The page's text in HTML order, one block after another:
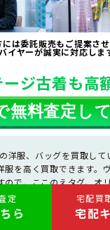
宅配買
宅配
定
ら
は委託販売もご提案さ
イヤーが誠実に対応しま
ジ古着も高
無料査定し
洋服、バッグを買取して
服を高く買取できます。
ので、ここのえタグ、オ
買取できます。高額な洋
無料でお預かりして、売
す。